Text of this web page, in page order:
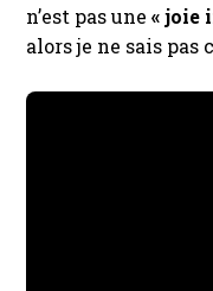
n’est pas une « joie
alors je ne sais pas